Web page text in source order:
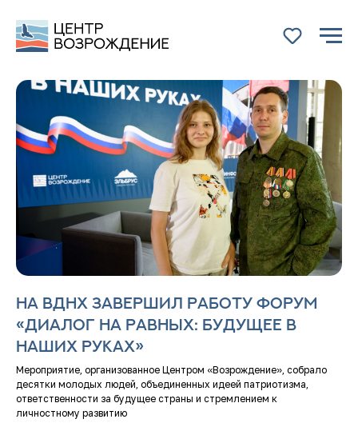
На ВДНХ завершил работу форум
«Диалог на равных: будущее в
наших руках»
Мероприятие, организованное Центром «Возрождение», собрало
десятки молодых людей, объединенных идеей патриотизма,
ответственности за будущее страны и стремлением к
личностному развитию
НАЗАД